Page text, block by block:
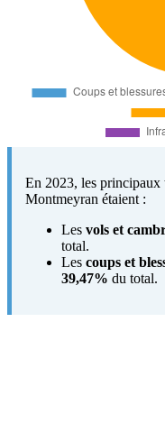
En 2023, les principaux
Montmeyran étaient :
Les vols et
total.
Les coups et
39,47% du total.